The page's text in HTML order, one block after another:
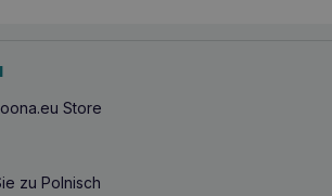
Store
zu Polnisch